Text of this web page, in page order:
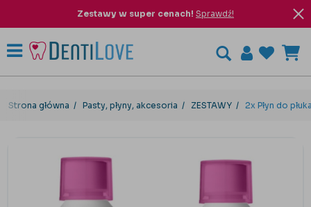
Zestawy w super cenach! Sprawdź!
Strona główna Pasty, płyny, akcesoria ZESTAWY 2x Płyn do